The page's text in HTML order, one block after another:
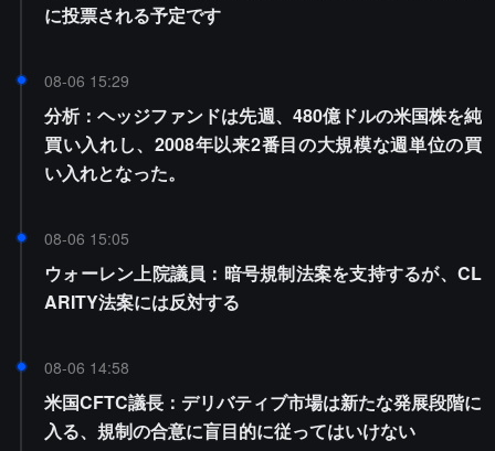
に投票される予定です
08-06 15:29
分析：ヘッジファンドは先週、480億ドルの米国株を純
買い入れし、2008年以来2番目の大規模な週単位の買
い入れとなった。
08-06 15:05
ウォーレン上院議員：暗号規制法案を支持するが、CL
ARITY法案には反対する
08-06 14:58
米国CFTC議長：デリバティブ市場は新たな発展段階に
入る、規制の合意に盲目的に従ってはいけない